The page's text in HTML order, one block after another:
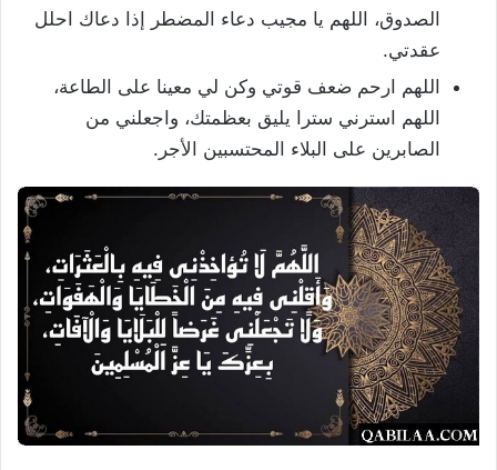
الصدوق، اللهم يا مجيب دعاء المضطر إذا دعاك احلل
عقدتي.
اللهم ارحم ضعف قوتي وكن لي معينا على الطاعة،
اللهم استرني سترا يليق بعظمتك، واجعلني من
الصابرين على البلاء المحتسبين الأجر.